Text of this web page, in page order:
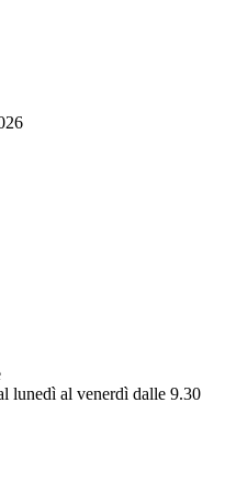
lunedì al venerdì dalle 9.30